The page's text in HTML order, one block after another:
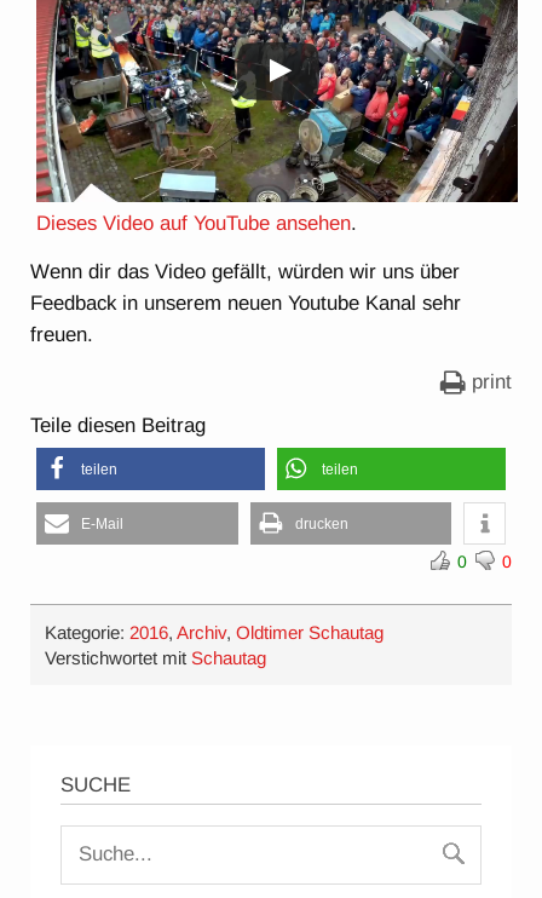
Dieses Video auf YouTube ansehen.
Wenn dir das Video gefällt, würden wir uns über
Feedback in unserem neuen Youtube Kanal sehr
freuen.
print
Teile diesen Beitrag
teilen teilen
E-Mail drucken
0 0
Kategorie: 2016,Archiv,Oldtimer Schautag
Verstichwortet mitSchautag
SUCHE